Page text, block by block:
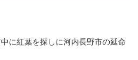
に紅葉を探しに河内長野市の延命